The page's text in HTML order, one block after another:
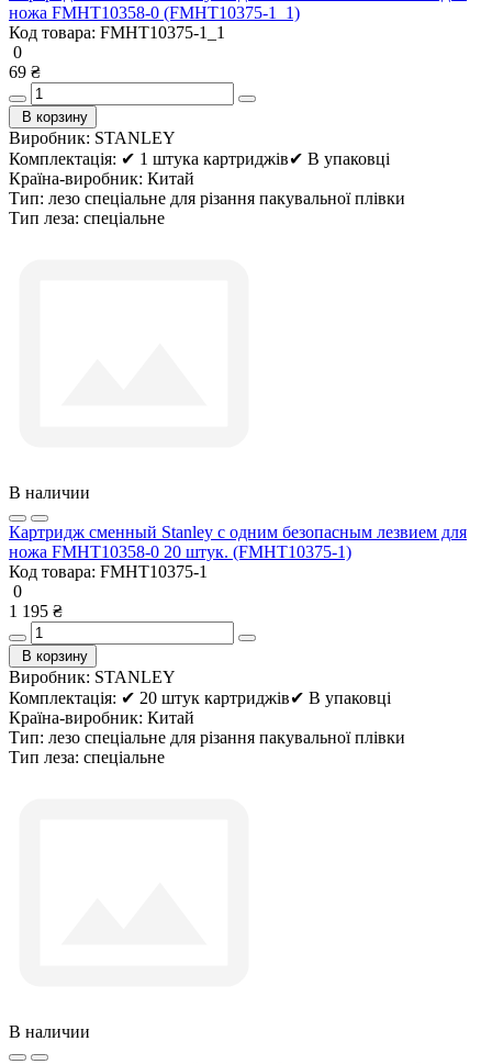
ножа FMHT10358-0 (FMHT10375-1_1)
Код товара: FMHT10375-1_1
0
69 ₴
В корзину
Виробник: STANLEY
Комплектація: ✔ 1 штука картриджів✔ В упаковці
Країна-виробник: Китай
Тип: лезо спеціальне для різання пакувальної плівки
Тип леза: спеціальне
В наличии
Картридж сменный Stanley с одним безопасным лезвием для
ножа FMHT10358-0 20 штук. (FMHT10375-1)
Код товара: FMHT10375-1
0
1 195 ₴
В корзину
Виробник: STANLEY
Комплектація: ✔ 20 штук картриджів✔ В упаковці
Країна-виробник: Китай
Тип: лезо спеціальне для різання пакувальної плівки
Тип леза: спеціальне
В наличии